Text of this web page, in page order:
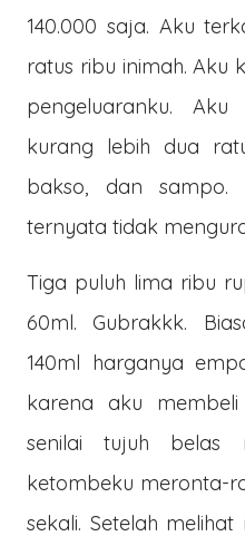
140.000 saja. Aku
ratus ribu inimah. Aku
pengeluaranku.
kurang lebih dua
bakso, dan
ternyata tidak
Tiga puluh lima ribu
60ml. Gubrakkk.
140ml harganya
karena aku
senilai tujuh belas
ketombeku meronta-
sekali. Setelah